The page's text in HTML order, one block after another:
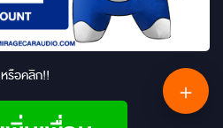
หรือคลิก!!
＋